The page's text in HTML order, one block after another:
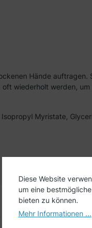
Hände
wiederholt werden,
Myristate,
Diese Website
um eine
bieten zu können.
Mehr Informationen ...